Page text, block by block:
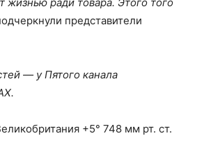
представители
— у Пятого канала
+5° 748 мм рт. ст.